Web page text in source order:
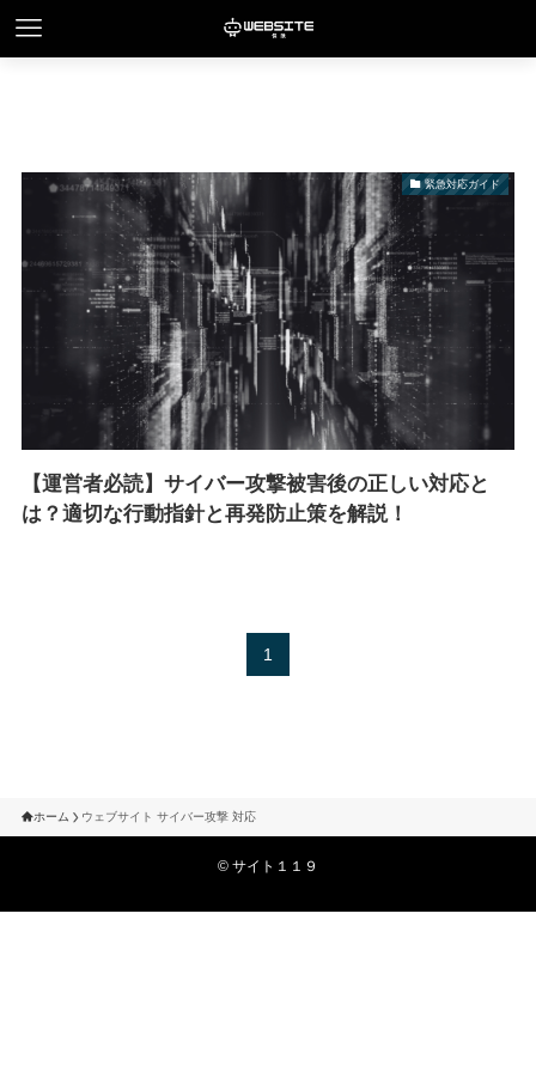
緊急対応ガイド
【運営者必読】サイバー攻撃被害後の正しい対応と
は？適切な行動指針と再発防止策を解説！
1
ホーム ウェブサイト サイバー攻撃 対応
© サイト１１９